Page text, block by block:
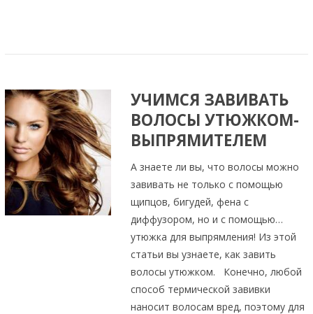
УЧИМСЯ ЗАВИВАТЬ
ВОЛОСЫ УТЮЖКОМ-
ВЫПРЯМИТЕЛЕМ
А знаете ли вы, что волосы можно
завивать не только с помощью
щипцов, бигудей, фена с
диффузором, но и с помощью…
утюжка для выпрямления! Из этой
статьи вы узнаете, как завить
волосы утюжком. Конечно, любой
способ термической завивки
наносит волосам вред, поэтому для